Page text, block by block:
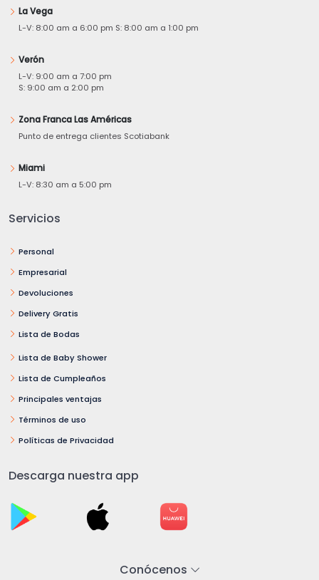
La Vega
L-V: 8:00 am a 6:00 pm S: 8:00 am a 1:00 pm
Verón
L-V: 9:00 am a 7:00 pm
S: 9:00 am a 2:00 pm
Zona Franca Las Américas
Punto de entrega clientes Scotiabank
Miami
L-V: 8:30 am a 5:00 pm
Servicios
Personal
Empresarial
Devoluciones
Delivery Gratis
Lista de Bodas
Lista de Baby Shower
Lista de Cumpleaños
Principales ventajas
Términos de uso
Políticas de Privacidad
Descarga nuestra app
Conócenos